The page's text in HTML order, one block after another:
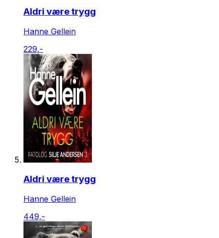
Aldri være trygg
Hanne Gellein
229,-
Aldri være trygg
Hanne Gellein
449,-